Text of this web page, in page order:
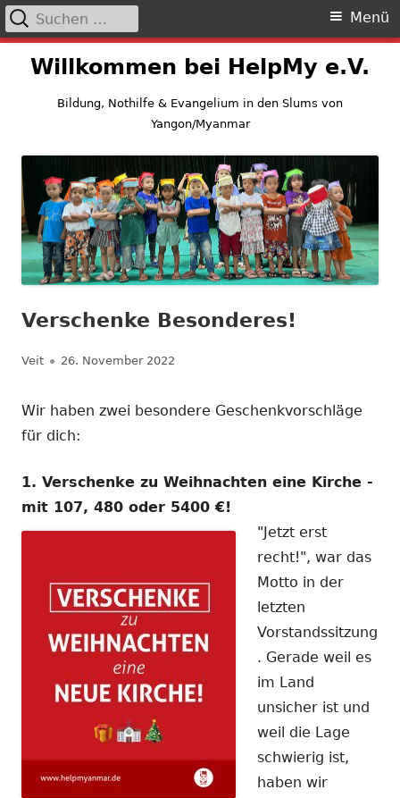
Springe
Willkommen bei HelpMy e.V.
Bildung, Nothilfe & Evangelium in den Slums von
Yangon/Myanmar
Primäres
Menü
Menü
Suchen
nach:
Verschenke Besonderes!
Autor
Veit Veröffentlicht
26. November 2022
Wir haben zwei besondere Geschenkvorschläge
für dich:
1. Verschenke zu Weihnachten eine Kirche -
mit 107, 480 oder 5400 €!
"Jetzt erst
recht!", war das
Motto in der
letzten
Vorstandssitzung
. Gerade weil es
im Land
unsicher ist und
weil die Lage
schwierig ist,
haben wir